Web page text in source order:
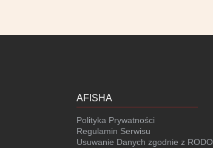
AFISHA
Polityka Prywatności
Regulamin Serwisu
Usuwanie Danych zgodnie z RODO